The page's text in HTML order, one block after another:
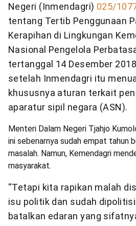
Negeri (Inmendagri) 025/
tentang Tertib Penggunaan
Kerapihan di Lingkungan
Nasional Pengelola
tertanggal 14 Desember
setelah Inmendagri itu
khususnya aturan terkait
aparatur sipil negara (ASN).
Menteri Dalam Negeri Tjahjo
ini sebenarnya sudah empat tahun
masalah. Namun, Kemendagri
masyarakat.
“Tetapi kita rapikan malah
isu politik dan sudah
batalkan edaran yang